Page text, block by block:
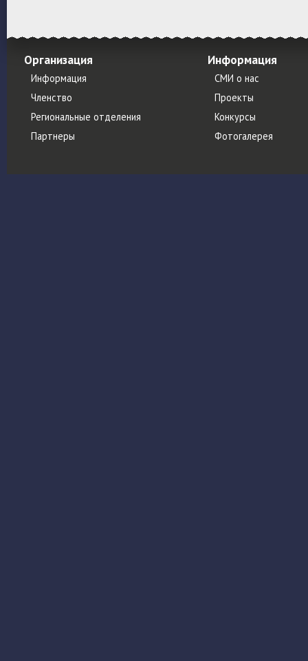
Организация
Информация
Членство
Региональные отделения
Партнеры
Информация
СМИ о нас
Проекты
Конкурсы
Фотогалерея